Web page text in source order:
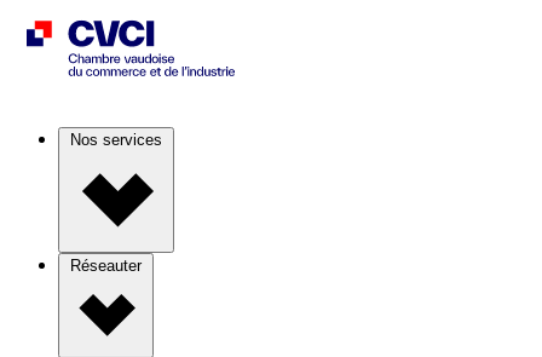
Nos services
Réseauter